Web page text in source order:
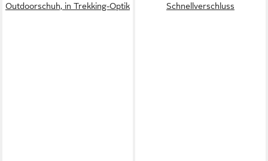
Outdoorschuh, in Trekking-Optik
Schnellverschluss